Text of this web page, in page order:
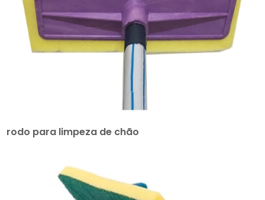
rodo para limpeza de chão